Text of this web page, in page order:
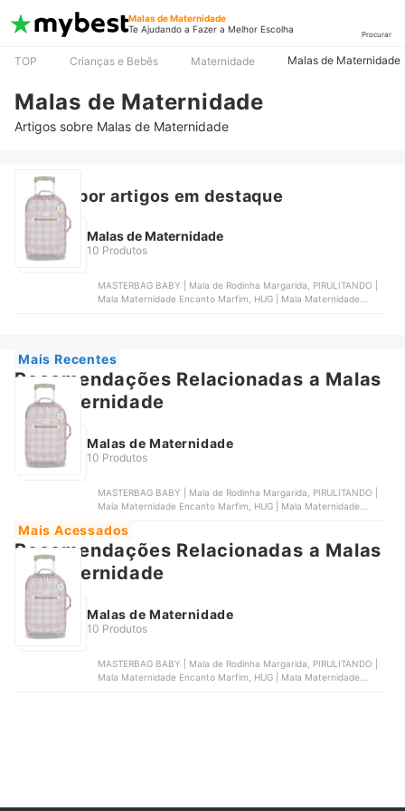
Malas de Maternidade
Te Ajudando a Fazer a Melhor Escolha
Procurar
TOP Crianças e Bebês Maternidade Malas de Maternidade
Malas de Maternidade
Artigos sobre Malas de Maternidade
Buscar por artigos em destaque
Malas de Maternidade
10 Produtos
MASTERBAG BABY | Mala de Rodinha Margarida, PIRULITANDO |
Mala Maternidade Encanto Marfim, HUG | Mala Maternidade
Mais Recentes
Recomendações Relacionadas a Malas
de Maternidade
Malas de Maternidade
10 Produtos
MASTERBAG BABY | Mala de Rodinha Margarida, PIRULITANDO |
Mala Maternidade Encanto Marfim, HUG | Mala Maternidade
Florence , PILILICA BABY | Mala Maternidade Luxo Impermeável
Mais Acessados
Recomendações Relacionadas a Malas
de Maternidade
Malas de Maternidade
10 Produtos
MASTERBAG BABY | Mala de Rodinha Margarida, PIRULITANDO |
Mala Maternidade Encanto Marfim, HUG | Mala Maternidade